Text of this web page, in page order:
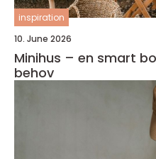
inspiration
10. June 2026
Minihus – en smart
behov